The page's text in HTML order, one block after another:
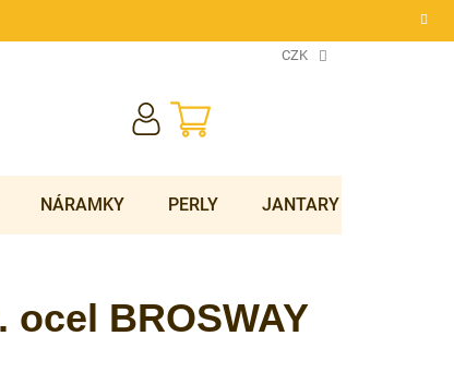
CZK
NÁKUPNÍ
KOŠÍK
NÁRAMKY PERLY JANTARY
BROSWAY